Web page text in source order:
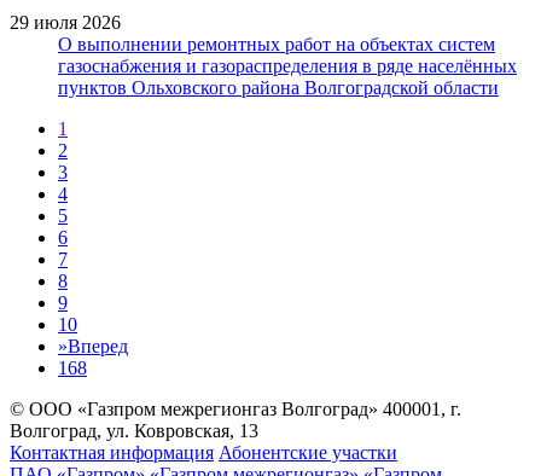
29 июля 2026
О выполнении ремонтных работ на объектах систем
газоснабжения и газораспределения в ряде населённых
пунктов Ольховского района Волгоградской области
1
2
3
4
5
6
7
8
9
10
»Вперед
168
© ООО «Газпром межрегионгаз Волгоград» 400001, г.
Волгоград, ул. Ковровская, 13
Контактная информация Абонентские участки